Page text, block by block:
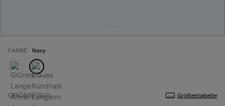
FARBE: Navy
GRÖSSE(EU) Größentabelle